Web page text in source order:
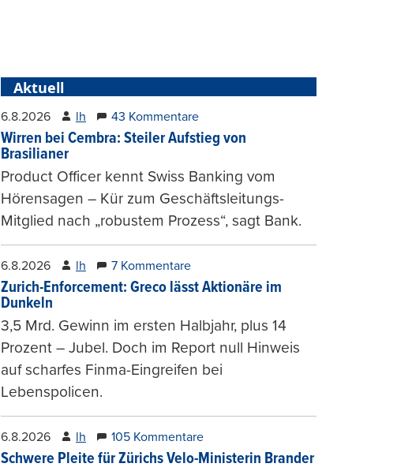
Aktuell
6.8.2026 lh 43 Kommentare
Wirren bei Cembra: Steiler Aufstieg von
Brasilianer
Product Officer kennt Swiss Banking vom
Hörensagen – Kür zum Geschäftsleitungs-
Mitglied nach „robustem Prozess“, sagt Bank.
6.8.2026 lh 7 Kommentare
Zurich-Enforcement: Greco lässt Aktionäre im
Dunkeln
3,5 Mrd. Gewinn im ersten Halbjahr, plus 14
Prozent – Jubel. Doch im Report null Hinweis
auf scharfes Finma-Eingreifen bei
Lebenspolicen.
6.8.2026 lh 105 Kommentare
Schwere Pleite für Zürichs Velo-Ministerin Brander